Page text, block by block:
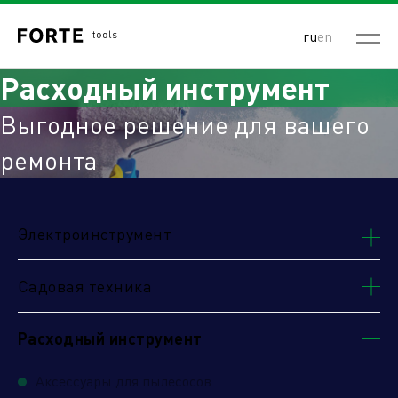
ruen
Расходный инструмент
Выгодное решение для вашего
ремонта
Электроинструмент
Садовая техника
Расходный инструмент